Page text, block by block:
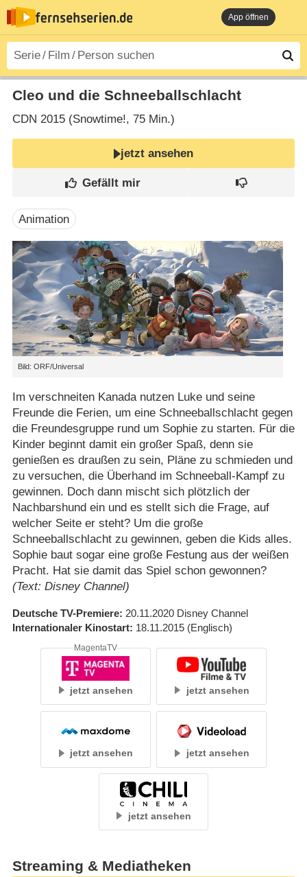
App öffnen
Cleo und die Schneeballschlacht
CDN 2015 (Snowtime!‎, 75 Min.)
jetzt ansehen
Animation
Bild: ORF/​Universal
Im verschneiten Kanada nutzen Luke und seine
Freunde die Ferien, um eine Schneeballschlacht gegen
die Freundesgruppe rund um Sophie zu starten. Für die
Kinder beginnt damit ein großer Spaß, denn sie
genießen es draußen zu sein, Pläne zu schmieden und
zu versuchen, die Überhand im Schneeball-Kampf zu
gewinnen. Doch dann mischt sich plötzlich der
Nachbarshund ein und es stellt sich die Frage, auf
welcher Seite er steht? Um die große
Schneeballschlacht zu gewinnen, geben die Kids alles.
Sophie baut sogar eine große Festung aus der weißen
Pracht. Hat sie damit das Spiel schon gewonnen?
(Text: Disney Channel)
Deutsche TV-Premiere 20.11.2020 Disney Channel
Internationaler Kinostart 18.11.2015 (Englisch)
jetzt ansehen
MagentaTV
jetzt ansehen
jetzt ansehen jetzt ansehen
jetzt ansehen
Streaming & Mediatheken